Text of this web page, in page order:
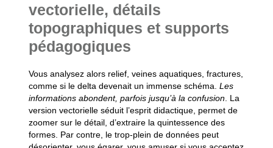
vectorielle, détails
topographiques et supports
pédagogiques
Vous analysez alors relief, veines aquatiques, fractures,
comme si le delta devenait un immense schéma. Les
informations abondent, parfois jusqu’à la confusion. La
version vectorielle séduit l’esprit didactique, permet de
zoomer sur le détail, d’extraire la quintessence des
formes. Par contre, le trop-plein de données peut